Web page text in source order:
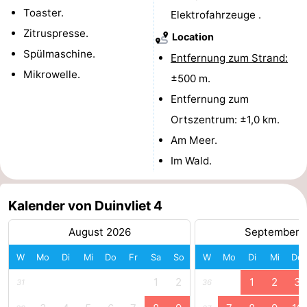
Haamstede
Natur
Walcheren
Oranjezon
Oostkapelle
-
Natur
Mantelingen
-
Westkapelle
-
Natur
Toaster.
Zitruspresse.
Spülmaschine.
Mikrowelle.
Elektrofahrzeuge .
Location
Entfernung zum Strand:
±500 m.
Entfernung zum
Ortszentrum: ±1,0 km.
Am Meer.
Im Wald.
Kalender von Duinvliet 4
August 2026
W Mo Di Mi Do Fr Sa So
31 1 2
September
W Mo Di Mi Do
36 1 2 3